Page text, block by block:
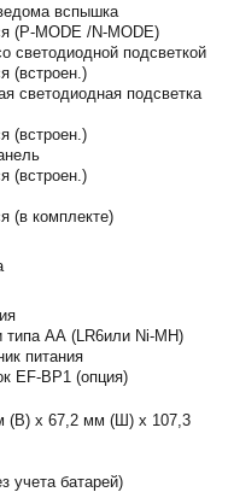
вспышка
(P-MODE /N-MODE)
светодиодной подсветкой
(встроен.)
светодиодная подсветка
(встроен.)
(встроен.)
(в комплекте)
типа АА (LR6или Ni-MH)
питания
EF-BP1 (опция)
(В) x 67,2 мм (Ш) x 107,3
учета батарей)